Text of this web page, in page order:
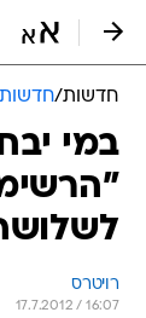
חדשות/
במי
רויטרס
17.7.2012 / 16:07